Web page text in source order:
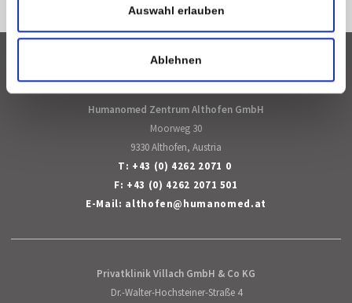
Auswahl erlauben
Ablehnen
Humanomed Zentrum Althofen GmbH
Moorweg 30
9330 Althofen, Austria
T: +43 (0) 4262 2071 0
F: +43 (0) 4262 2071 501
E-Mail: althofen@humanomed.at
Privatklinik Villach GmbH & Co KG
Dr.-Walter-Hochsteiner-Straße 4